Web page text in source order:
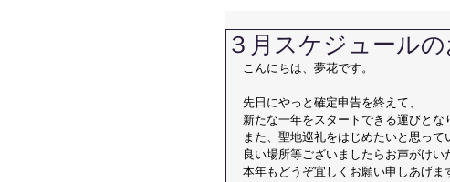
３月スケジュール
こんにちは、夢花です。
先日にやっと確定申告を終えて、
新たな一年をスタートできる運びとな
また、聖地巡礼をはじめたいと思って
良い場所等ございましたらお声がけい
本年もどうぞ宜しくお願い申しあげま